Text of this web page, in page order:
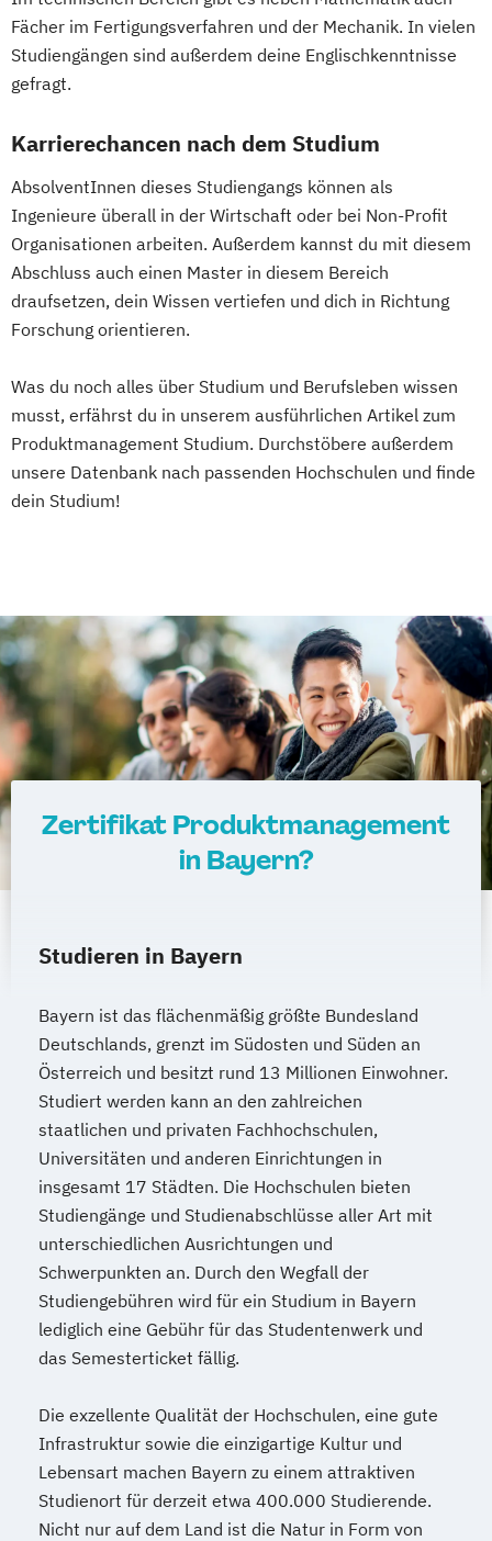
Energien
Wirtschaftsingenieurwesen Produktion
Wirtschaftsingenieurwesen für Ingenieure
Wirtschaftswissenschaftler
Fahrzeugtechnik
Wirtschafts­ingenieur­wesen Informatik
Wirtschafts­ingenieur­wesen
Kunststofftechnik
Wirtschafts­ingenieur­wesen Künstliche
Wirtschafts­ingenieur­wesen Lebensmittel
Wirtschafts­ingenieur­wesen Logistik
Wirtschafts­ingenieur­wesen Mechatronik
Wirtschafts­ingenieur­wesen Medizintechnik
Fächer im Fertigungsverfahren und der Mechanik. In vielen
Studiengängen sind außerdem deine Englischkenntnisse
gefragt.
Karrierechancen nach dem Studium
AbsolventInnen dieses Studiengangs können als
Ingenieure überall in der Wirtschaft oder bei Non-Profit
Organisationen arbeiten. Außerdem kannst du mit diesem
Abschluss auch einen Master in diesem Bereich
draufsetzen, dein Wissen vertiefen und dich in Richtung
Forschung orientieren.
Was du noch alles über Studium und Berufsleben wissen
musst, erfährst du in unserem ausführlichen Artikel zum
Produktmanagement Studium. Durchstöbere außerdem
unsere Datenbank nach passenden Hochschulen und finde
dein Studium!
Zertifikat Produktmanagement
in Bayern?
Studieren in Bayern
Bayern ist das flächenmäßig größte Bundesland
Deutschlands, grenzt im Südosten und Süden an
Österreich und besitzt rund 13 Millionen Einwohner.
Studiert werden kann an den zahlreichen
staatlichen und privaten Fachhochschulen,
Universitäten und anderen Einrichtungen in
insgesamt 17 Städten. Die Hochschulen bieten
Studiengänge und Studienabschlüsse aller Art mit
unterschiedlichen Ausrichtungen und
Schwerpunkten an. Durch den Wegfall der
Studiengebühren wird für ein Studium in Bayern
lediglich eine Gebühr für das Studentenwerk und
das Semesterticket fällig.
Die exzellente Qualität der Hochschulen, eine gute
Infrastruktur sowie die einzigartige Kultur und
Lebensart machen Bayern zu einem attraktiven
Studienort für derzeit etwa 400.000 Studierende.
Nicht nur auf dem Land ist die Natur in Form von